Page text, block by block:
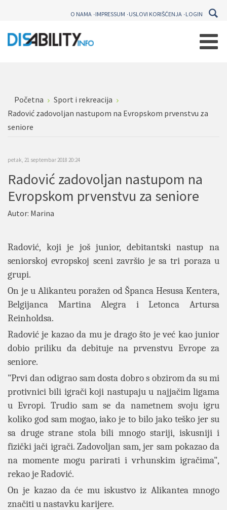
O NAMA IMPRESSUM USLOVI KORIŠĆENJA LOGIN
Početna
Sport i rekreacija
Radović zadovoljan nastupom na Evropskom prvenstvu za
seniore
petak, 21 septembar 2018 20:24
Radović zadovoljan nastupom na
Evropskom prvenstvu za seniore
Autor: Marina
Radović, koji je još junior, debitantski nastup na
seniorskoj evropskoj sceni završio je sa tri poraza u
grupi.
On je u Alikanteu poražen od Španca Hesusa Kentera,
Belgijanca Martina Alegra i Letonca Artursa
Reinholdsa.
Radović je kazao da mu je drago što je već kao junior
dobio priliku da debituje na prvenstvu Evrope za
seniore.
"Prvi dan odigrao sam dosta dobro s obzirom da su mi
protivnici bili igrači koji nastupaju u najjačim ligama
u Evropi. Trudio sam se da nametnem svoju igru
koliko god sam mogao, iako je to bilo jako teško jer su
sa druge strane stola bili mnogo stariji, iskusniji i
fizički jači igrači. Zadovoljan sam, jer sam pokazao da
na momente mogu parirati i vrhunskim igračima",
rekao je Radović.
On je kazao da će mu iskustvo iz Alikantea mnogo
značiti u nastavku karijere.